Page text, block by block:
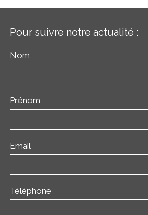
Pour suivre notre actualité :
Nom
Prénom
Email
Téléphone